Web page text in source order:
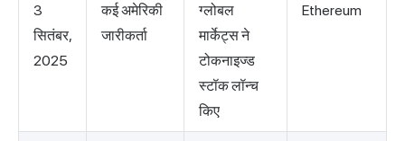
3
सितंबर,
2025
कई अमेरिकी
जारीकर्ता
ग्लोबल
मार्केट्स ने
टोकनाइज्ड
स्टॉक लॉन्च
किए
Ethereum